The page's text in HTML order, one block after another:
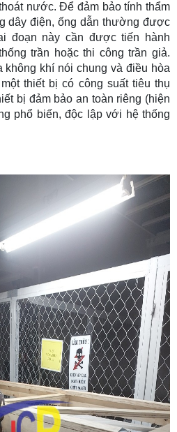
nước. Để đảm bảo tính thẩm
dây điện, ống dẫn thường được
đoạn này cần được tiến hành
trần hoặc thi công trần giả.
khí nói chung và điều hòa
thiết bị có công suất tiêu thụ
bị đảm bảo an toàn riêng (hiện
phổ biến, độc lập với hệ thống